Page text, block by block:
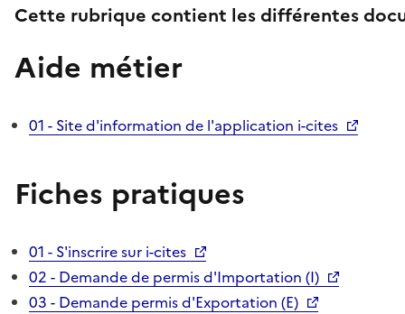
Cette rubrique contient les différentes
Aide métier
01 - Site d'information de l'application i-cites
Fiches pratiques
01 - S'inscrire sur i-cites
02 - Demande de permis d'Importation (I)
03 - Demande permis d'Exportation (E)